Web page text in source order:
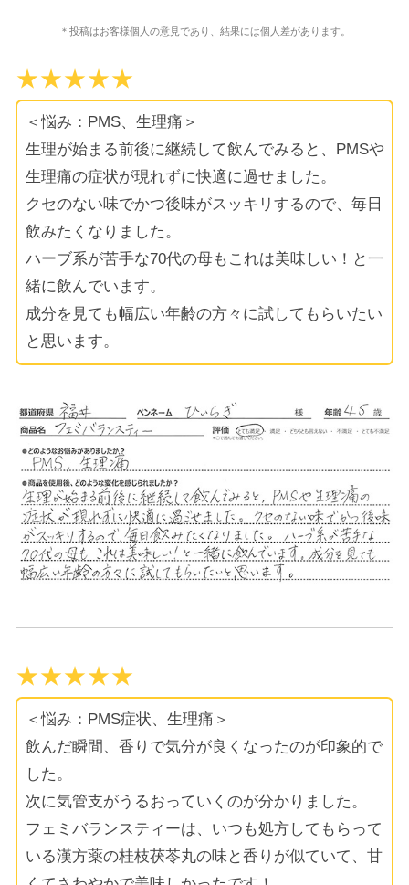
＊投稿はお客様個人の意見であり、結果には個人差があります。
★★★★★
＜悩み：PMS、生理痛＞
生理が始まる前後に継続して飲んでみると、PMSや
生理痛の症状が現れずに快適に過せました。
クセのない味でかつ後味がスッキリするので、毎日
飲みたくなりました。
ハーブ系が苦手な70代の母もこれは美味しい！と一
緒に飲んでいます。
成分を見ても幅広い年齢の方々に試してもらいたい
と思います。
★★★★★
＜悩み：PMS症状、生理痛＞
飲んだ瞬間、香りで気分が良くなったのが印象的で
した。
次に気管支がうるおっていくのが分かりました。
フェミバランスティーは、いつも処方してもらって
いる漢方薬の桂枝茯苓丸の味と香りが似ていて、甘